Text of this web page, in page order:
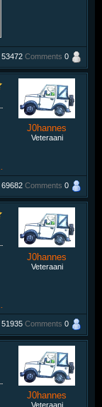
53472 Comments 0
J0hannes
Veteraani
69682 Comments 0
J0hannes
Veteraani
51935 Comments 0
J0hannes
Veteraani